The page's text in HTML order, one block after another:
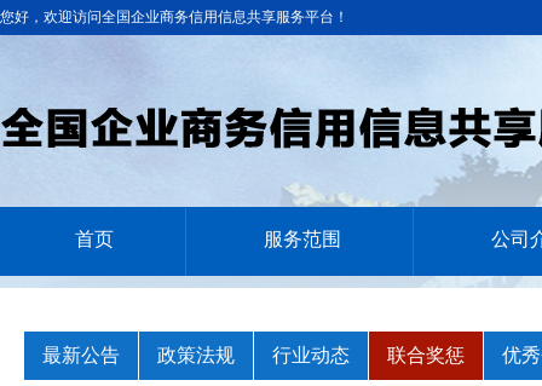
您好，欢迎访问全国企业商务信用信息共享服务平台！
首页 服务范围 公司
最新公告 政策法规 行业动态 联合奖惩 优